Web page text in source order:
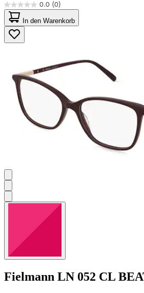
0.0 (0)
0.0
von
5
Sternen.
In den Warenkorb
Fielmann LN 052 CL